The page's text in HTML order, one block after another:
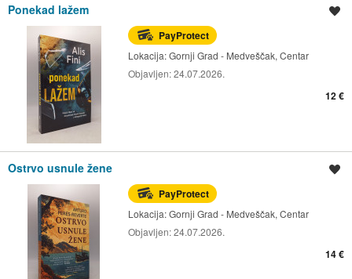
Ponekad lažem
PayProtect
Lokacija:Gornji Grad - Medveščak, Centar
Objavljen:24.07.2026.
12 €
Ostrvo usnule žene
PayProtect
Lokacija:Gornji Grad - Medveščak, Centar
Objavljen:24.07.2026.
14 €